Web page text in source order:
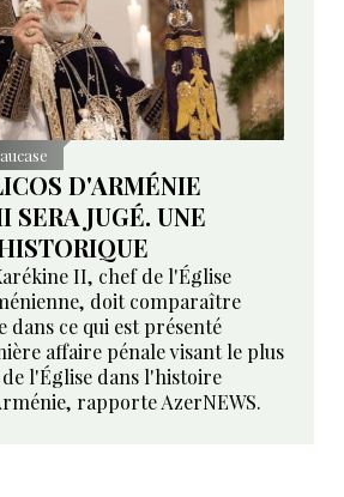
D'ARMÉNIE
SERA JUGÉ. UNE
II, chef de l'Église
doit comparaître
dans ce qui est présenté
affaire pénale visant le plus
l'Église dans l'histoire
rapporte AzerNEWS.